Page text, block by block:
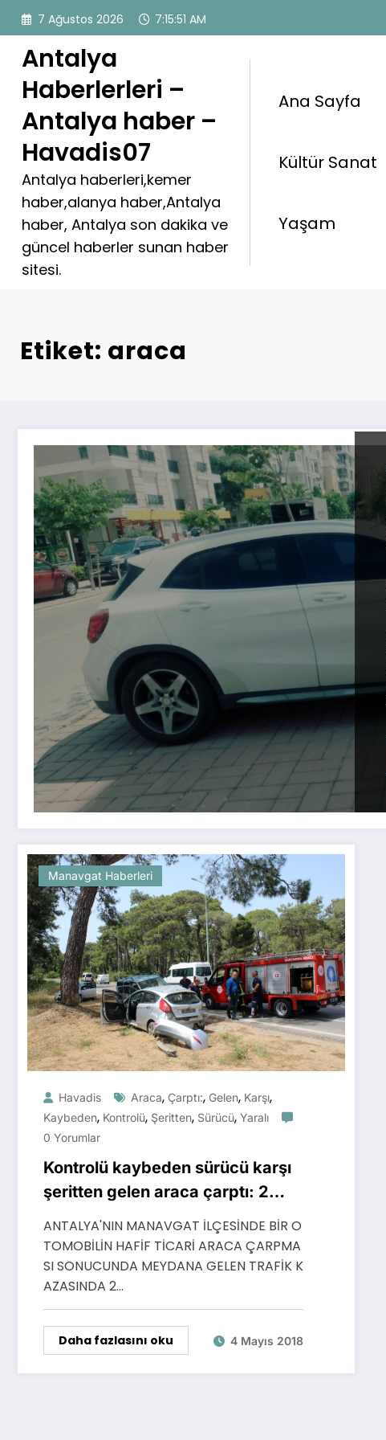
İçeriğe
atla
7 Ağustos 2026 7:15:51 AM
Antalya
Haberlerleri –
Antalya haber –
Havadis07
Antalya haberleri,kemer
haber,alanya haber,Antalya
haber, Antalya son dakika ve
güncel haberler sunan haber
sitesi.
Ana Sayfa
Kültür Sanat
Yaşam
Etiket: araca
Manavgat Haberleri
Havadis Araca, Çarptı:, Gelen, Karşı,
Kaybeden, Kontrolü, Şeritten, Sürücü, Yaralı
0 Yorumlar
Kontrolü kaybeden sürücü karşı
şeritten gelen araca çarptı: 2
ANTALYA'NIN MANAVGAT İLÇESİNDE BİR O
TOMOBİLİN HAFİF TİCARİ ARACA ÇARPMA
SI SONUCUNDA MEYDANA GELEN TRAFİK K
AZASINDA 2…
Daha fazlasını oku 4 Mayıs 2018